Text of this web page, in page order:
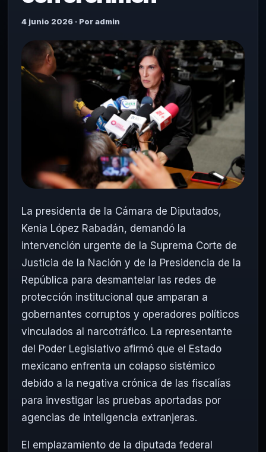
4 junio 2026 · Por admin
La presidenta de la Cámara de Diputados,
Kenia López Rabadán, demandó la
intervención urgente de la Suprema Corte de
Justicia de la Nación y de la Presidencia de la
República para desmantelar las redes de
protección institucional que amparan a
gobernantes corruptos y operadores políticos
vinculados al narcotráfico. La representante
del Poder Legislativo afirmó que el Estado
mexicano enfrenta un colapso sistémico
debido a la negativa crónica de las fiscalías
para investigar las pruebas aportadas por
agencias de inteligencia extranjeras.
El emplazamiento de la diputada federal